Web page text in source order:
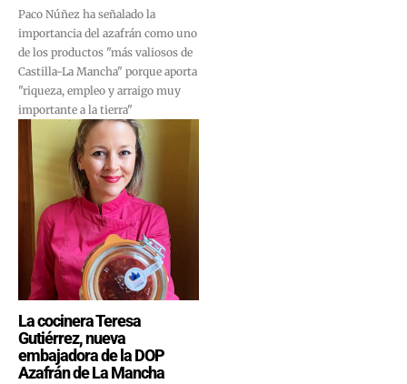
Paco Núñez ha señalado la
importancia del azafrán como uno
de los productos "más valiosos de
Castilla-La Mancha" porque aporta
"riqueza, empleo y arraigo muy
importante a la tierra"
La cocinera Teresa
Gutiérrez, nueva
embajadora de la DOP
Azafrán de La Mancha